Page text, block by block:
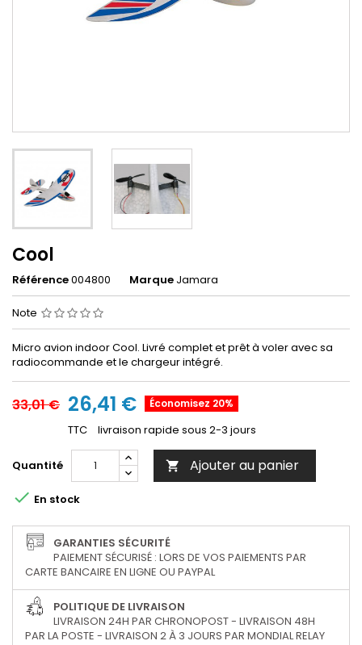
Cool
Référence004800 Marque Jamara
Note
Micro avion indoor Cool. Livré complet et prêt à voler avec sa
radiocommande et le chargeur intégré.
33,01 € 26,41 € Économisez 20%
TTC livraison rapide sous 2-3 jours
Quantité  Ajouter au panier
 En stock
GARANTIES SÉCURITÉ
PAIEMENT SÉCURISÉ : LORS DE VOS PAIEMENTS PAR
CARTE BANCAIRE EN LIGNE OU PAYPAL
POLITIQUE DE LIVRAISON
LIVRAISON 24H PAR CHRONOPOST - LIVRAISON 48H
PAR LA POSTE - LIVRAISON 2 À 3 JOURS PAR MONDIAL RELAY